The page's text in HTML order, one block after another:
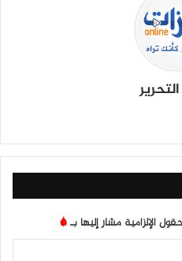
م
k
الإلزامية مشار إليها بـ*